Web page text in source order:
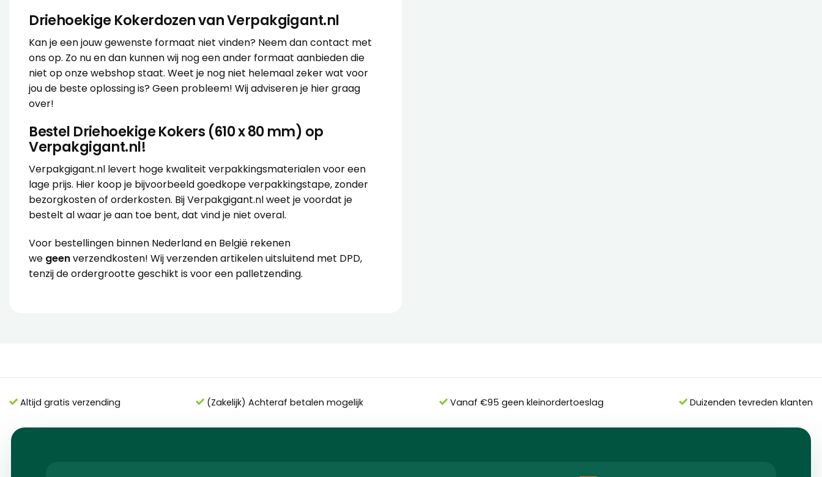
Driehoekige Kokerdozen van Verpakgigant.nl
Kan je een jouw gewenste formaat niet vinden? Neem dan contact met
ons op. Zo nu en dan kunnen wij nog een ander formaat aanbieden die
niet op onze webshop staat. Weet je nog niet helemaal zeker wat voor
jou de beste oplossing is? Geen probleem! Wijadviserenje hier graag
over!
Bestel Driehoekige Kokers (610 x 80 mm) op
Verpakgigant.nl!
Verpakgigant.nl levert hoge kwaliteit verpakkingsmaterialen voor een
lage prijs. Hier koop je bijvoorbeeld goedkope verpakkingstape, zonder
bezorgkosten of orderkosten. Bij Verpakgigant.nl weet je voordat je
bestelt al waar je aan toe bent, dat vind je niet overal.
Voor bestellingen binnen Nederland en België rekenen
we geenverzendkosten! Wij verzenden artikelen uitsluitend met DPD,
tenzij de ordergrootte geschikt is voor een palletzending.
Altijd gratis verzending (Zakelijk) Achteraf betalen mogelijk Vanaf €95 geen kleinordertoeslag Duizenden tevreden klanten